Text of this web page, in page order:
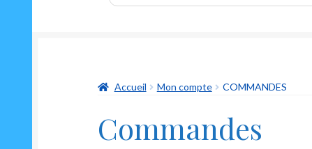
modéré! Encore merci au gérant qui
Accueil Mon compte COMMANDES
Commandes